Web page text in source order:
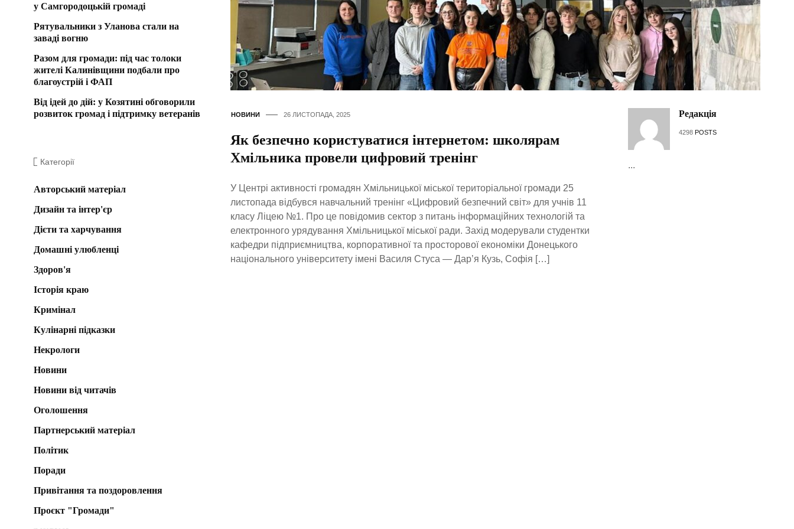
НОВИНИ 26 ЛИСТОПАДА, 2025
Як безпечно користуватися інтернетом: школярам
Хмільника провели цифровий тренінг
У Центрі активності громадян Хмільницької міської територіальної громади 25
листопада відбувся навчальний тренінг «Цифровий безпечний світ» для учнів 11
класу Ліцею №1. Про це повідомив сектор з питань інформаційних технологій та
електронного урядування Хмільницької міської ради. Захід модерували студентки
кафедри підприємництва, корпоративної та просторової економіки Донецького
національного університету імені Василя Стуса — Дар’я Кузь, Софія […]
Редакція
4298 POSTS
...
у Самгородоцькій громаді
Рятувальники з Уланова стали на
заваді вогню
Разом для громади: під час толоки
жителі Калинівщини подбали про
благоустрій і ФАП
Від ідей до дій: у Козятині обговорили
розвиток громад і підтримку ветеранів
Категорії
Авторський матеріал
Дизайн та інтер'єр
Дієти та харчування
Домашні улюбленці
Здоров'я
Історія краю
Кримінал
Кулінарні підказки
Некрологи
Новини
Новини від читачів
Оголошення
Партнерський матеріал
Політик
Поради
Привітання та поздоровлення
Проєкт "Громади"